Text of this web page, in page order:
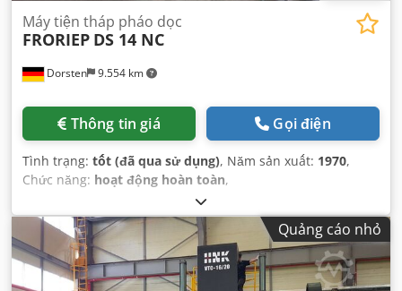
Dorsten 9.554 km
Máy tiện tháp pháo dọc
FRORIEP DS 14 NC
Thông tin giá Gọi điện
Tình trạng: tốt (đã qua sử dụng), Năm sản xuất: 1970,
Chức năng: hoạt động hoàn toàn,
Quảng cáo nhỏ